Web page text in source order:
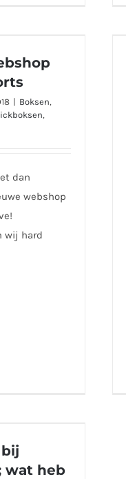
| Boksen,
,
dan
webshop
wij hard
heb ik
wat heb